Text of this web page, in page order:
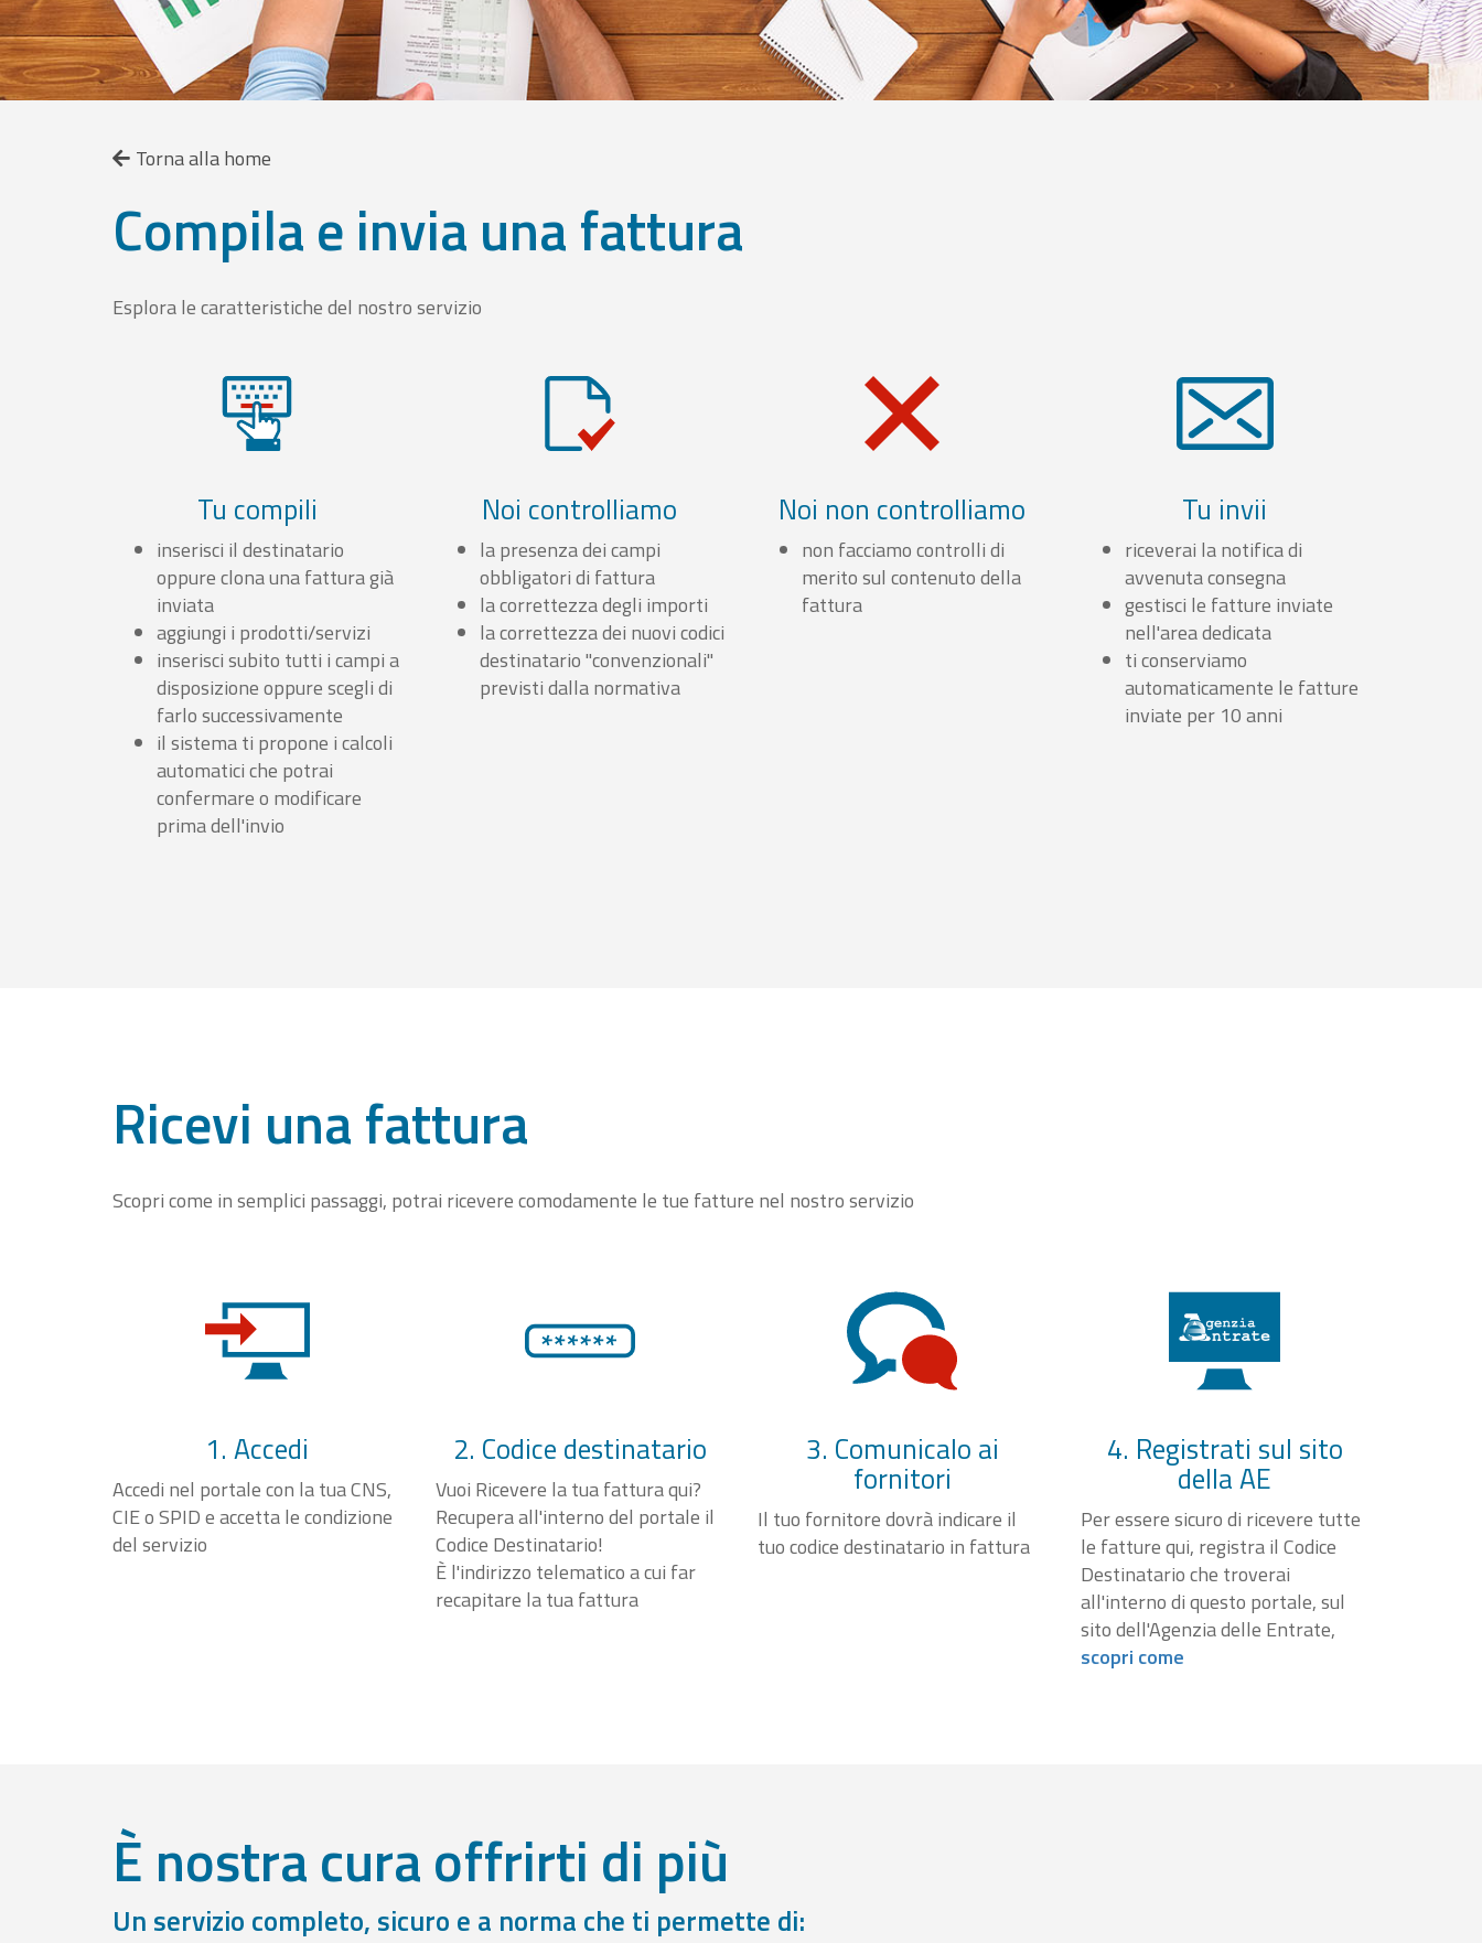
Torna alla home
Compila e invia una fattura
Esplora le caratteristiche del nostro servizio
Tu compili
inserisci il destinatario
oppure clona una fattura già
inviata
aggiungi i prodotti/servizi
inserisci subito tutti i campi a
disposizione oppure scegli di
farlo successivamente
il sistema ti propone i calcoli
automatici che potrai
confermare o modificare
prima dell'invio
Noi controlliamo
la presenza dei campi
obbligatori di fattura
la correttezza degli importi
la correttezza dei nuovi codici
destinatario "convenzionali"
previsti dalla normativa
Noi non controlliamo
non facciamo controlli di
merito sul contenuto della
fattura
Tu invii
riceverai la notifica di
avvenuta consegna
gestisci le fatture inviate
nell'area dedicata
ti conserviamo
automaticamente le fatture
inviate per 10 anni
Ricevi una fattura
Scopri come in semplici passaggi, potrai ricevere comodamente le tue fatture nel nostro servizio
1. Accedi
Accedi nel portale con la tua CNS,
CIE o SPID e accetta le condizione
del servizio
2. Codice destinatario
Vuoi Ricevere la tua fattura qui?
Recupera all'interno del portale il
Codice Destinatario!
È l'indirizzo telematico a cui far
recapitare la tua fattura
3. Comunicalo ai
fornitori
Il tuo fornitore dovrà indicare il
tuo codice destinatario in fattura
4. Registrati sul sito
della AE
Per essere sicuro di ricevere tutte
le fatture qui, registra il Codice
Destinatario che troverai
all'interno di questo portale, sul
sito dell'Agenzia delle Entrate,
scopri come
È nostra cura offrirti di più
Un servizio completo, sicuro e a norma che ti permette di: